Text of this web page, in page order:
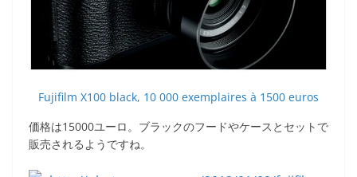
Fujifilm X100 black, 10 000 exemplaires à 1500 euros
価格は15000ユーロ。ブラックのフードやケースとセットで
販売されるようですね。